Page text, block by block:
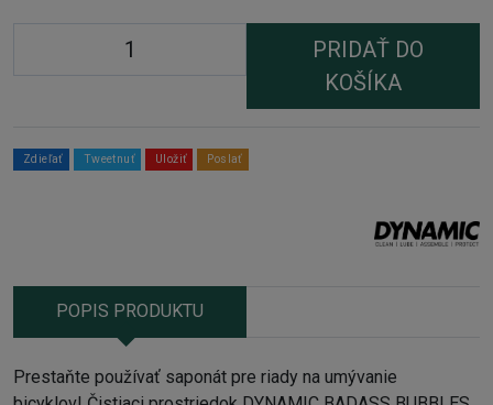
PRIDAŤ DO
KOŠÍKA
Zdieľať Tweetnuť Uložiť Poslať
POPIS PRODUKTU
Prestaňte používať saponát pre riady na umývanie